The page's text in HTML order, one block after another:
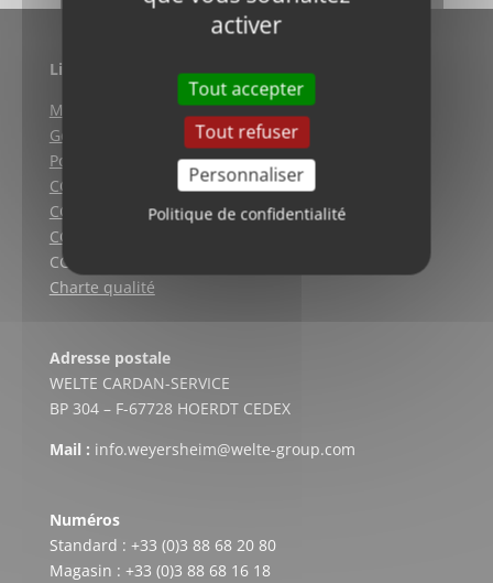
activer
Tout accepter
Tout refuser
Personnaliser
Politique de confidentialité
Liens utiles
Mentions légales
Gestion des cookies
Politique de confidentialité
CGV (Weyersheim)
CGV (Strasbourg)
CGV (Lyon)
CGV vente en ligne
Charte qualité
Adresse postale
WELTE CARDAN-SERVICE
BP 304 – F-67728 HOERDT CEDEX
Mail : info.weyersheim@welte-group.com
Numéros
Standard : +33 (0)3 88 68 20 80
Magasin : +33 (0)3 88 68 16 18